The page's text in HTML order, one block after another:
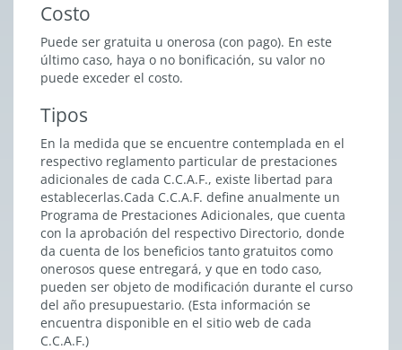
Costo
Puede ser gratuita u onerosa (con pago). En este
último caso, haya o no bonificación, su valor no
puede exceder el costo.
Tipos
En la medida que se encuentre contemplada en el
respectivo reglamento particular de prestaciones
adicionales de cada C.C.A.F., existe libertad para
establecerlas.Cada C.C.A.F. define anualmente un
Programa de Prestaciones Adicionales, que cuenta
con la aprobación del respectivo Directorio, donde
da cuenta de los beneficios tanto gratuitos como
onerosos quese entregará, y que en todo caso,
pueden ser objeto de modificación durante el curso
del año presupuestario. (Esta información se
encuentra disponible en el sitio web de cada
C.C.A.F.)